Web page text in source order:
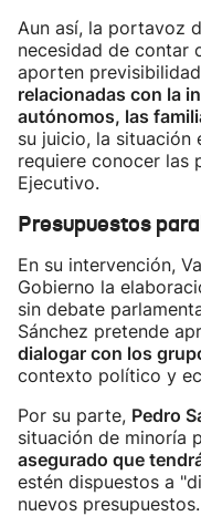
Aun así, la portavoz
necesidad de contar
aporten
relacionadas con la
autónomos, las
su juicio, la situación
requiere conocer las
Ejecutivo.
Presupuestos
En su intervención,
Gobierno la
sin debate
Sánchez pretende
dialogar con los
contexto político y
Por su parte, Pedro
situación de minoría
asegurado que
estén dispuestos a
nuevos presupuestos.